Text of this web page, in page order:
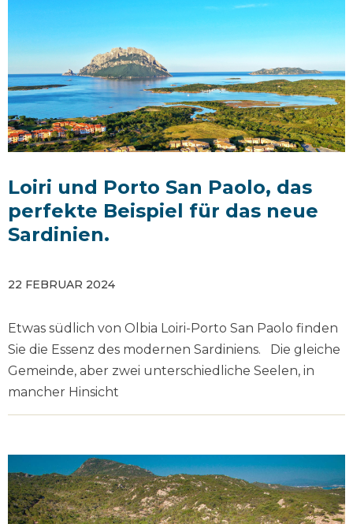
Loiri und Porto San Paolo, das
perfekte Beispiel für das neue
Sardinien.
22 FEBRUAR 2024
Etwas südlich von Olbia Loiri-Porto San Paolo finden
Sie die Essenz des modernen Sardiniens. Die gleiche
Gemeinde, aber zwei unterschiedliche Seelen, in
mancher Hinsicht